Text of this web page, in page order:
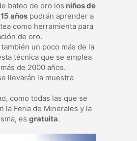
bateo de oro los niños de
años podrán aprender a
como herramienta para
de oro.
un poco más de la
técnica que se emplea
de 2000 años.
llevarán la muestra
como todas las que se
la Feria de Minerales y la
es gratuita.